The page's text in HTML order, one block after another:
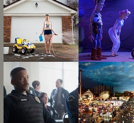
«Назад в
детство»,
или как ...
В
трейлере
«Истории
игрушек